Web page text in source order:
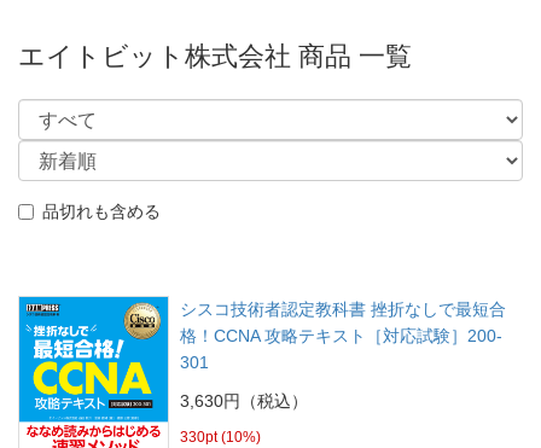
エイトビット株式会社 商品 一覧
品切れも含める
シスコ技術者認定教科書 挫折なしで最短合
格！CCNA 攻略テキスト［対応試験］200-
301
3,630円（税込）
330pt (10%)